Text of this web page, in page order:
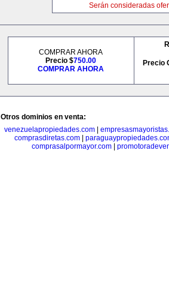
Serán consideradas
COMPRAR AHORA
Precio $750.00
COMPRAR AHORA
Precio
Otros dominios en venta:
venezuelapropiedades.com|
comprasdiretas.com
comprasalpormayor.com|